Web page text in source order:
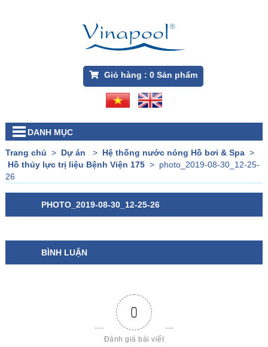
Giỏ hàng : 0Sản phẩm
DANH MỤC
Trang chủ > Dự án > Hệ thống nước nóng Hồ bơi & Spa>
Hồ thủy lực trị liệu Bệnh Viện 175> photo_2019-08-30_12-25-
26
PHOTO_2019-08-30_12-25-26
BÌNH LUẬN
0
Đánh giá bài viết